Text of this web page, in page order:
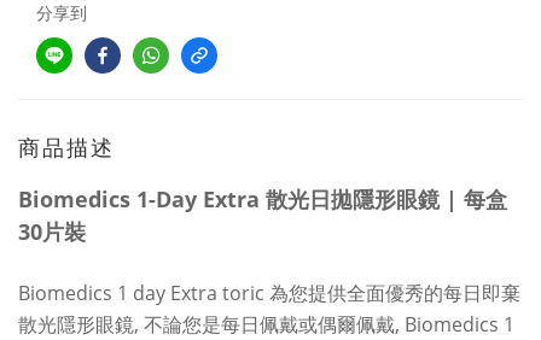
分享到
商品描述
Biomedics 1-Day Extra 散光日拋隱形眼鏡 | 每盒
30片裝
Biomedics 1 day Extra toric 為您提供全面優秀的每日即棄
散光隱形眼鏡, 不論您是每日佩戴或偶爾佩戴, Biomedics 1